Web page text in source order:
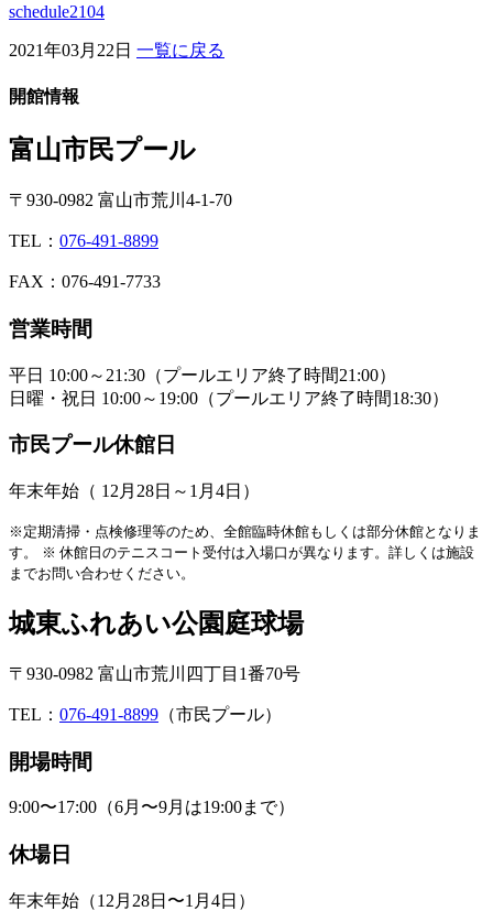
schedule2104
2021年03月22日 一覧に戻る
開館情報
富山市民プール
〒930-0982 富山市荒川4-1-70
TEL： 076-491-8899
FAX：076-491-7733
営業時間
平日 10:00～21:30（プールエリア終了時間21:00）
日曜・祝日 10:00～19:00（プールエリア終了時間18:30）
市民プール休館日
年末年始（ 12月28日～1月4日）
※定期清掃・点検修理等のため、全館臨時休館もしくは部分休館となりま
す。
※ 休館日のテニスコート受付は入場口が異なります。詳しくは施設
までお問い合わせください。
城東ふれあい公園庭球場
〒930-0982 富山市荒川四丁目1番70号
TEL： 076-491-8899 （市民プール）
開場時間
9:00〜17:00（6月〜9月は19:00まで）
休場日
年末年始（12月28日〜1月4日）